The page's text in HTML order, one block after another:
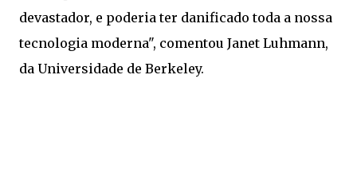
devastador, e poderia ter danificado toda a nossa
tecnologia moderna", comentou Janet Luhmann,
da Universidade de Berkeley.